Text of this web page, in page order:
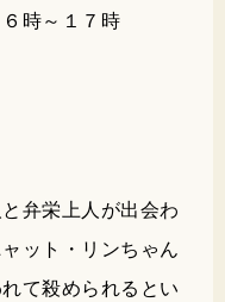
時～１７時
弁栄上人が出会わ
ット・リンちゃん
て殺められるとい